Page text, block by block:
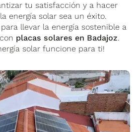
tu satisfacción y a hacer
energía solar sea un éxito.
llevar la energía sostenible a
placas solares en Badajoz.
solar funcione para ti!